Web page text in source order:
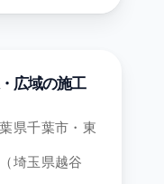
広域の施工
県千葉市・東
埼玉県越谷